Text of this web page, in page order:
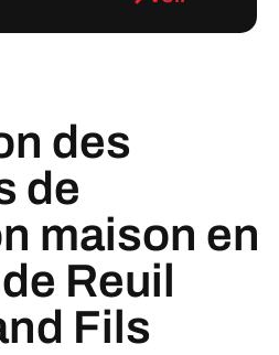
des
de
maison en
Reuil
Fils